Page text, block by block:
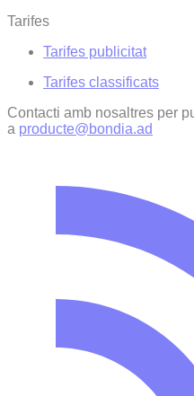
Tarifes
Tarifes publicitat
Tarifes classificats
Contacti amb nosaltres per
a producte@bondia.ad